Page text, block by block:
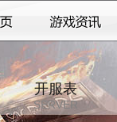
开服表
SERVER